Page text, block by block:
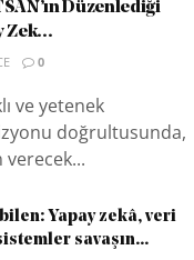
Düzenlediği
Zek...
0
ve yetenek
doğrultusunda,
Yapay zekâ, veri
savaşın...